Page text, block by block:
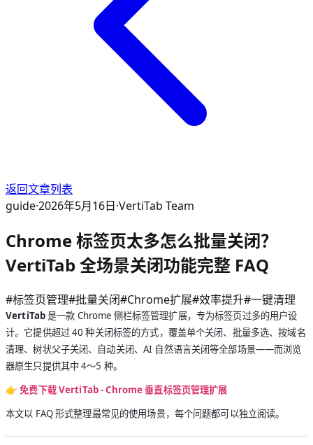
返回文章列表
guide·2026年5月16日·VertiTab Team
Chrome 标签页太多怎么批量关闭？
VertiTab 全场景关闭功能完整 FAQ
#标签页管理#批量关闭#Chrome扩展#效率提升#一键清理
VertiTab是一款 Chrome 侧栏标签管理扩展，专为标签页过多的用户设
计。它提供超过 40 种关闭标签的方式，覆盖单个关闭、批量多选、按域名
清理、树状父子关闭、自动关闭、AI 自然语言关闭等全部场景——而浏览
器原生只提供其中 4～5 种。
👉免费下载 VertiTab - Chrome 垂直标签页管理扩展
本文以 FAQ 形式整理最常见的使用场景，每个问题都可以独立阅读。